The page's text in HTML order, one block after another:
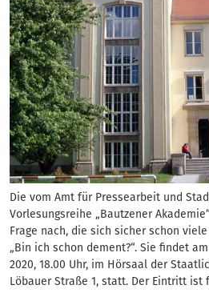
Die vom Amt für Pressearbeit und
Vorlesungsreihe „Bautzener
Frage nach, die sich sicher schon
„Bin ich schon dement?“. Sie findet
2020, 18.00 Uhr, im Hörsaal der
Löbauer Straße 1, statt. Der Eintritt ist